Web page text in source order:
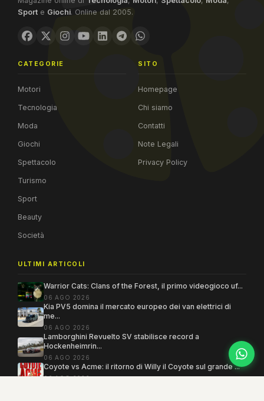
Sport e Giochi. Online dal 2005.
CATEGORIE
Motori
Tecnologia
Moda
Giochi
Spettacolo
Turismo
Sport
Beauty
Società
SITO
Homepage
Chi siamo
Contatti
Note Legali
Privacy Policy
ULTIMI ARTICOLI
Warrior Cats: Clans of the Forest, il primo videogioco uf...
06 AGO 2026
Kia PV5 domina il mercato europeo dei van elettrici di
me...
06 AGO 2026
Lamborghini Revuelto SV stabilisce record a
Hockenheimrin...
06 AGO 2026
Coyote vs Acme: il ritorno di Willy il Coyote sul grande ...
06 AGO 2026